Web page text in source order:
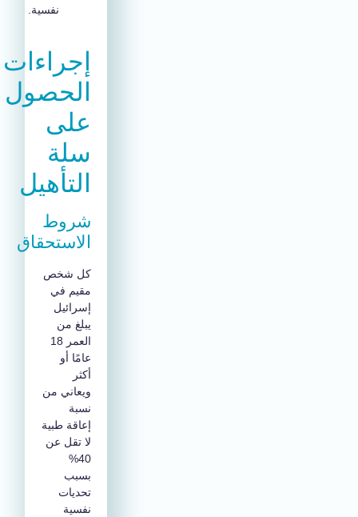
نفسية.
إجراءات
الحصول
على
سلة
التأهيل
شروط
الاستحقاق
كل شخص
مقيم في
إسرائيل
يبلغ من
العمر 18
عامًا أو
أكثر
ويعاني من
نسبة
إعاقة طبية
لا تقل عن
40%
بسبب
تحديات
نفسية